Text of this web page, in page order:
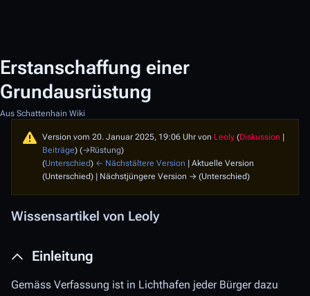
Erstanschaffung einer
Grundausrüstung
Aus Schattenhain Wiki
Version vom 20. Januar 2025, 19:06 Uhr von Leoly (Diskussion |
Beiträge) (→Rüstung)
(Unterschied) ← Nächstältere Version | Aktuelle Version
(Unterschied) | Nächstjüngere Version → (Unterschied)
Wissensartikel von Leoly
Einleitung
Gemäss Verfassung ist in Lichthafen jeder Bürger dazu